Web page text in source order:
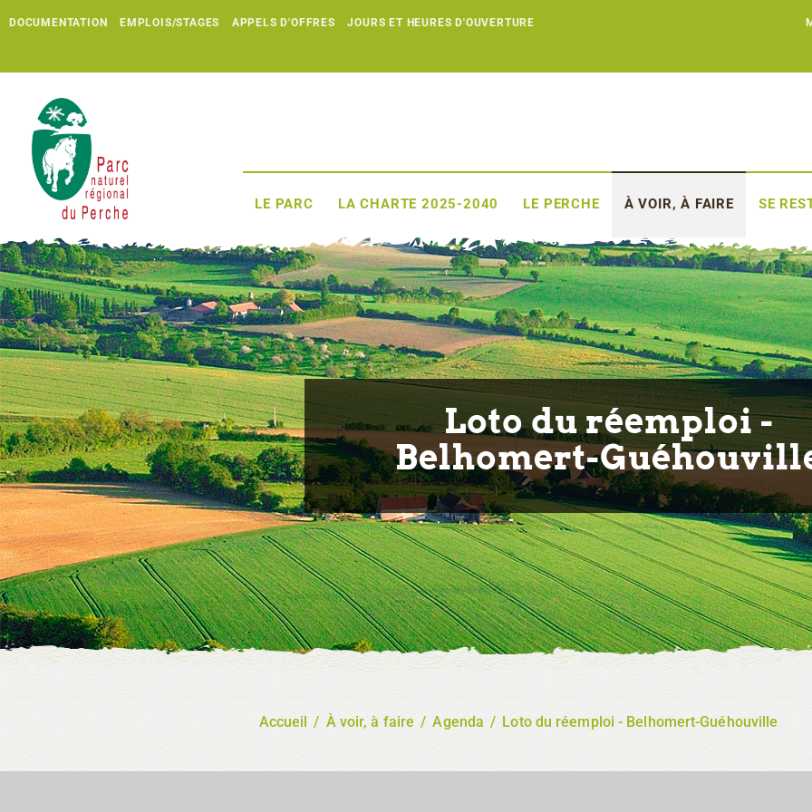
DOCUMENTATION EMPLOIS/STAGES APPELS D'OFFRES JOURS ET HEURES D'OUVERTURE
LE PARC LA CHARTE 2025-2040 LE PERCHE À VOIR, À FAIRE SE
Loto du réemploi -
Belhomert-
Accueil / À voir, à faire / Agenda / Loto du réemploi - Belhomert-Guéhouville